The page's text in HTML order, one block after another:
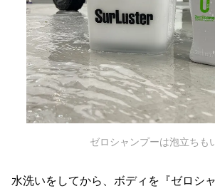
ゼロシャンプーは泡立ちも
水洗いをしてから、ボディを『ゼロシ